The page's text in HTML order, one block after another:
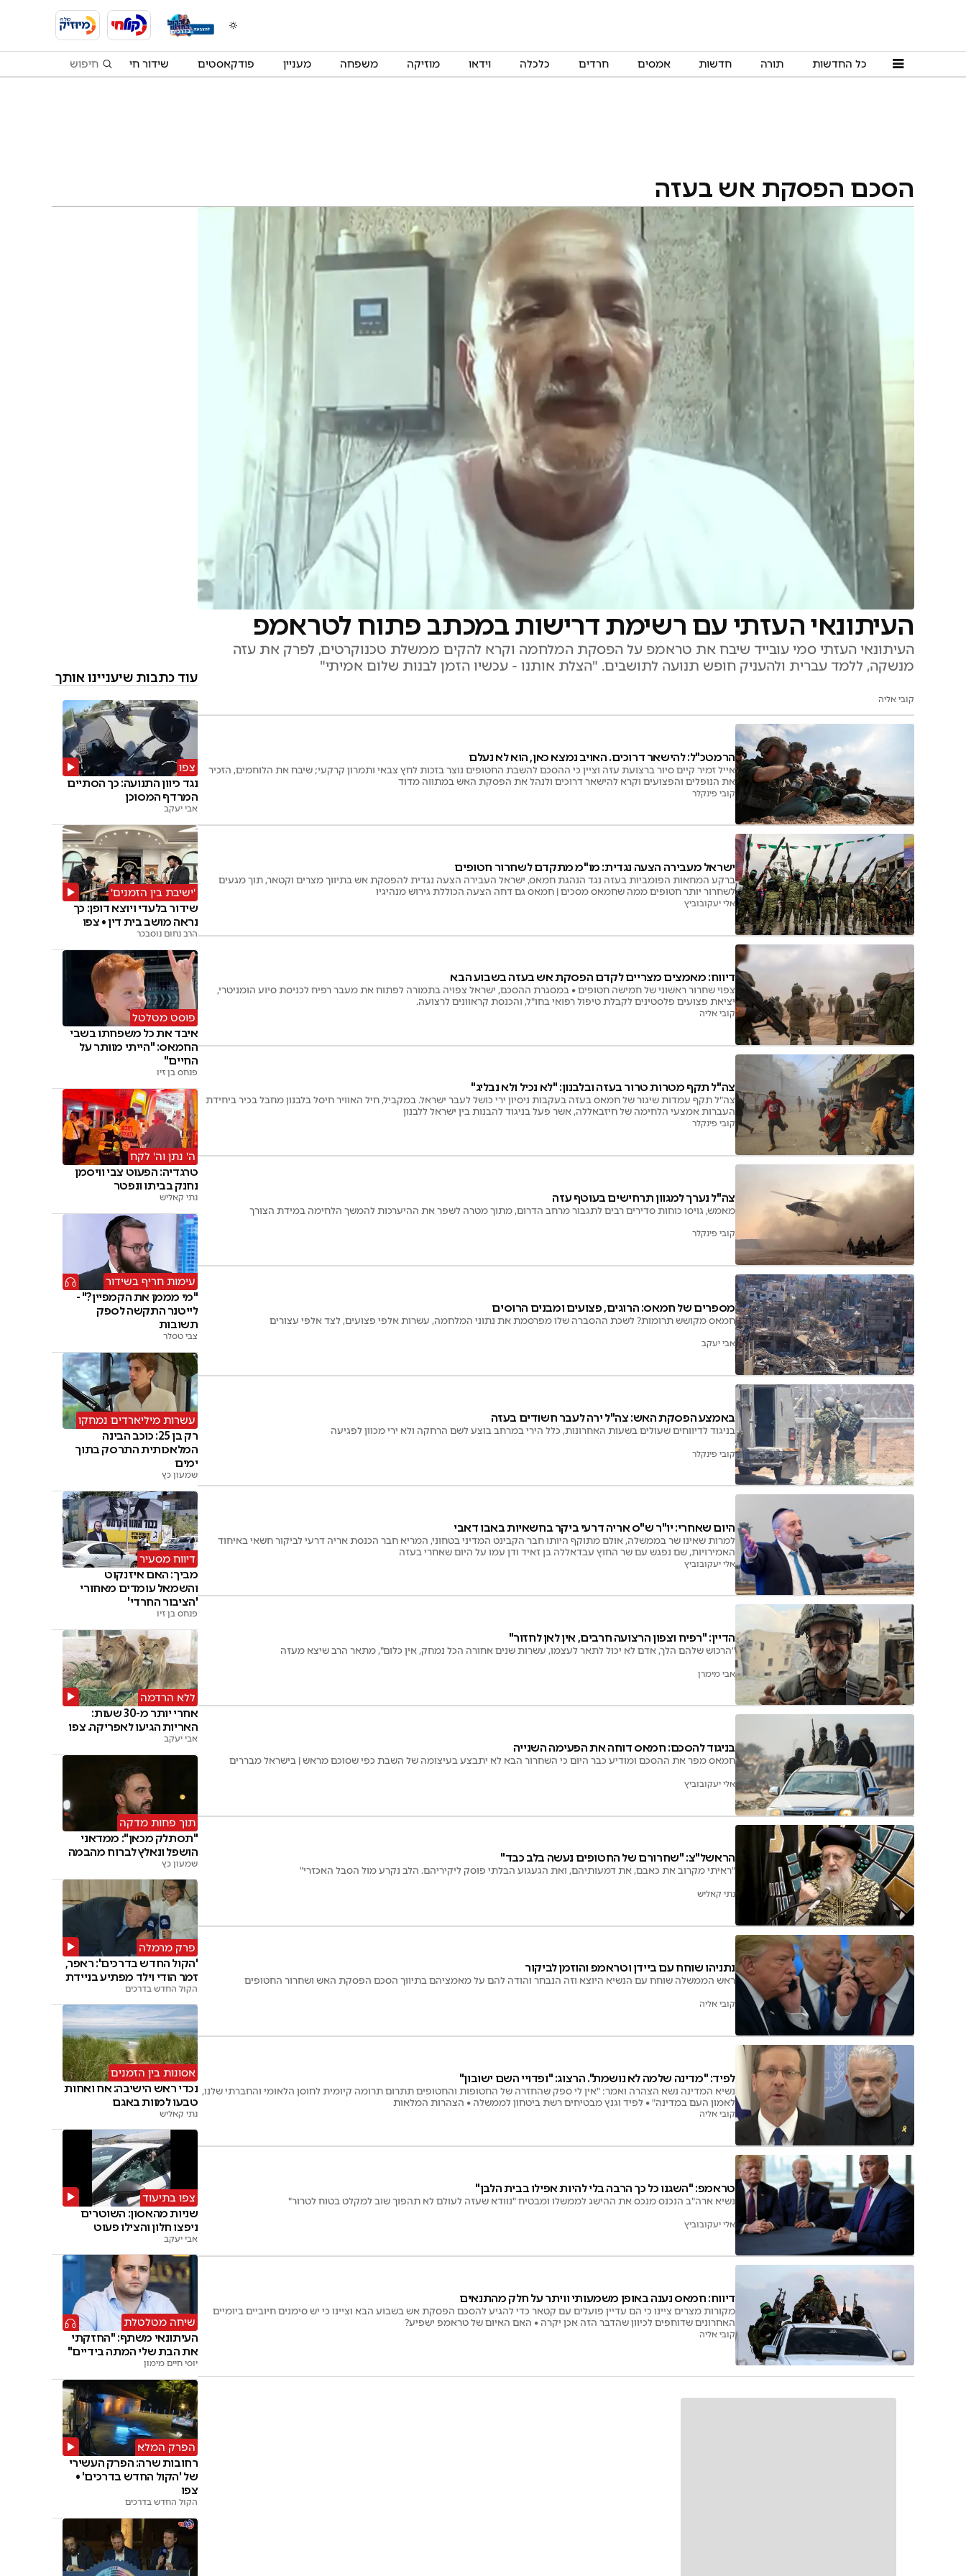
כל החדשות תורה חדשות אמסים חרדים כלכלה וידאו מוזיקה משפחה מעניין פודקאסטים שידור חי
הסכם הפסקת אש בעזה
העיתונאי העזתי עם רשימת דרישות במכתב פתוח לטראמפ
העיתונאי העזתי סמי עובייד שיבח את טראמפ על הפסקת המלחמה וקרא להקים ממשלת טכנוקרטים, לפרק את עזה
מנשקה, ללמד עברית ולהעניק חופש תנועה לתושבים. "הצלת אותנו - עכשיו הזמן לבנות שלום אמיתי"
קובי אליה
הרמטכ"ל: להישאר דרוכים. האויב נמצא כאן, הוא לא נעלם
אייל זמיר קיים סיור ברצועת עזה וציין כי ההסכם להשבת החטופים נוצר בזכות לחץ צבאי ותמרון קרקעי; שיבח את הלוחמים, הזכיר
את הנופלים והפצועים וקרא להישאר דרוכים ולנהל את הפסקת האש במתווה מדוד
קובי פינקלר
ישראל מעבירה הצעה נגדית: מו"מ מתקדם לשחרור חטופים
ברקע המחאות הפומביות בעזה נגד הנהגת חמאס, ישראל העבירה הצעה נגדית להפסקת אש בתיווך מצרים וקטאר, תוך מגעים
לשחרור יותר חטופים ממה שחמאס מסכים | חמאס גם דחה הצעה הכוללת גירוש מנהיגיו
אלי יעקובוביץ
דיווח: מאמצים מצריים לקדם הפסקת אש בעזה בשבוע הבא
צפוי שחרור ראשוני של חמישה חטופים • במסגרת ההסכם, ישראל צפויה בתמורה לפתוח את מעבר רפיח לכניסת סיוע הומניטרי,
יציאת פצועים פלסטינים לקבלת טיפול רפואי בחו"ל, והכנסת קראוונים לרצועה.
קובי אליה
צה"ל תקף מטרות טרור בעזה ובלבנון: "לא נכיל ולא נבליג"
צה"ל תקף עמדות שיגור של חמאס בעזה בעקבות ניסיון ירי כושל לעבר ישראל. במקביל, חיל האוויר חיסל בלבנון מחבל בכיר ביחידת
העברות אמצעי הלחימה של חיזבאללה, אשר פעל בניגוד להבנות בין ישראל ללבנון
קובי פינקלר
צה"ל נערך למגוון תרחישים בעוטף עזה
מאמש, גויסו כוחות סדירים רבים לתגבור מרחב הדרום, מתוך מטרה לשפר את ההיערכות להמשך הלחימה במידת הצורך
קובי פינקלר
מספרים של חמאס: הרוגים, פצועים ומבנים הרוסים
חמאס מקושש תרומות? לשכת ההסברה שלו מפרסמת את נתוני המלחמה, עשרות אלפי פצועים, לצד אלפי עצורים
אבי יעקב
באמצע הפסקת האש: צה"ל ירה לעבר חשודים בעזה
בניגוד לדיווחים שעולים בשעות האחרונות, כלל הירי במרחב בוצע לשם הרחקה ולא ירי מכוון לפגיעה
קובי פינקלר
היום שאחרי: יו"ר ש"ס אריה דרעי ביקר בחשאיות באבו דאבי
למרות שאינו שר בממשלה, אולם מתוקף היותו חבר הקבינט המדיני בטחוני, המריא חבר הכנסת אריה דרעי לביקור חשאי באיחוד
האמירויות, שם נפגש עם שר החוץ עבדאללה בן זאיד ודן עמו על היום שאחרי בעזה
אלי יעקובוביץ
הדיין: "רפיח וצפון הרצועה חרבים, אין לאן לחזור"
"הרכוש שלהם הלך, אדם לא יכול לתאר לעצמו, עשרות שנים אחורה הכל נמחק, אין כלום", מתאר הרב שיצא מעזה
אבי מימרן
בניגוד להסכם: חמאס דוחה את הפעימה השנייה
חמאס מפר את ההסכם ומודיע כבר היום כי השחרור הבא לא יתבצע בעיצומה של השבת כפי שסוכם מראש | בישראל מבררים
אלי יעקובוביץ
הראשל"צ: "שחרורם של החטופים נעשה בלב כבד"
"ראיתי מקרוב את כאבם, את דמעותיהם, ואת הגעגוע הבלתי פוסק ליקיריהם. הלב נקרע מול הסבל האכזרי"
נתי קאליש
נתניהו שוחח עם ביידן וטראמפ והוזמן לביקור
ראש הממשלה שוחח עם הנשיא היוצא וזה הנבחר והודה להם על מאמציהם בתיווך הסכם הפסקת האש ושחרור החטופים
קובי אליה
לפיד: "מדינה שלמה לא נושמת". הרצוג: "ופדויי השם ישובון"
נשיא המדינה נשא הצהרה ואמר: "אין לי ספק שהחזרה של החטופות והחטופים תתרום תרומה קיומית לחוסן הלאומי והחברתי שלנו,
לאמון העם במדינה" • לפיד וגנץ מבטיחים רשת ביטחון לממשלה • הצהרות המלאות
קובי אליה
טראמפ: "השגנו כל כך הרבה בלי להיות אפילו בבית הלבן"
נשיא ארה"ב הנכנס מנכס את ההישג לממשלו ומבטיח "נוודא שעזה לעולם לא תהפוך שוב למקלט בטוח לטרור"
אלי יעקובוביץ
דיווח: חמאס נענה באופן משמעותי וויתר על חלק מהתנאים
מקורות מצרים ציינו כי הם עדיין פועלים עם קטאר כדי להגיע להסכם הפסקת אש בשבוע הבא וציינו כי יש סימנים חיוביים ביומיים
האחרונים שדוחפים לכיוון שהדבר הזה אכן יקרה • האם האיום של טראמפ ישפיע?
קובי אליה
עוד כתבות שיעניינו אותך
צפו
נגד כיוון התנועה: כך הסתיים
המרדף המסוכן
אבי יעקב
'ישיבת בין הזמנים'
שידור בלעדי ויוצא דופן: כך
נראה מושב בית דין • צפו
הרב נחום נוסבכר
פוסט מטלטל
איבד את כל משפחתו בשבי
החמאס: "הייתי מוותר על
החיים"
פנחס בן זיו
ה' נתן וה' לקח
טרגדיה: הפעוט צבי וויסמן
נחנק בביתו ונפטר
נתי קאליש
עימות חריף בשידור
"מי מממן את הקמפיין?" -
לייטנר התקשה לספק
תשובות
צבי טסלר
עשרות מיליארדים נמחקו
רק בן 25: כוכב הבינה
המלאכותית התרסק בתוך
ימים
שמעון כץ
דיווח מסעיר
מביך: האם איזנקוט
והשמאל עומדים מאחורי
'הציבור החרדי'
פנחס בן זיו
ללא הרדמה
אחרי יותר מ-30 שעות:
האריות הגיעו לאפריקה. צפו
אבי יעקב
תוך פחות מדקה
"תסתלק מכאן": ממדאני
הושפל ונאלץ לברוח מהבמה
שמעון כץ
פרק מרמלה
'הקול החדש בדרכים': ראפר,
זמר הודי וילד מפתיע בניידת
הקול החדש בדרכים
אסונות בין הזמנים
נכדי ראש הישיבה: אח ואחות
טבעו למוות באגם
נתי קאליש
צפו בתיעוד
שניות מהאסון: השוטרים
ניפצו חלון והצילו פעוט
אבי יעקב
שיחה מטלטלת
העיתונאי משתף: "החזקתי
את הבת שלי המתה בידיים"
יוסי חיים מימון
הפרק המלא
רחובות שרה: הפרק העשירי
של 'הקול החדש בדרכים' •
צפו
הקול החדש בדרכים